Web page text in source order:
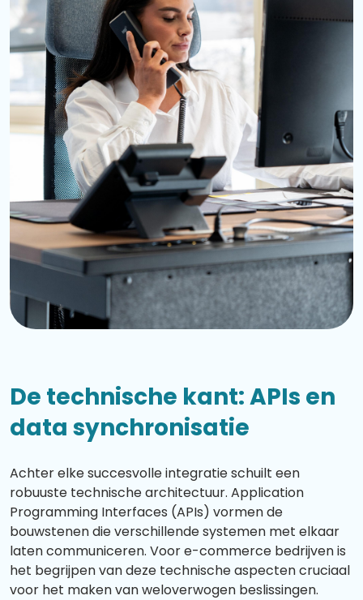
De technische kant: APIs en
data synchronisatie
Achter elke succesvolle integratie schuilt een
robuuste technische architectuur. Application
Programming Interfaces (APIs) vormen de
bouwstenen die verschillende systemen met elkaar
laten communiceren. Voor e-commerce bedrijven is
het begrijpen van deze technische aspecten cruciaal
voor het maken van weloverwogen beslissingen.